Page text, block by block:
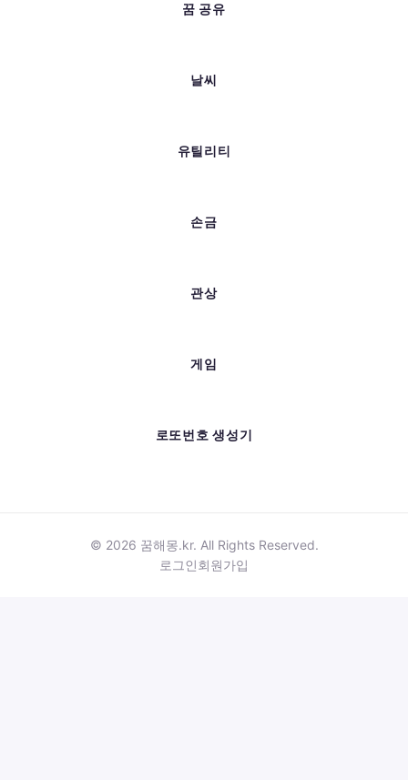
꿈 공유
날씨
유틸리티
손금
관상
게임
로또번호 생성기
© 2026 꿈해몽.kr. All Rights Reserved.
로그인회원가입